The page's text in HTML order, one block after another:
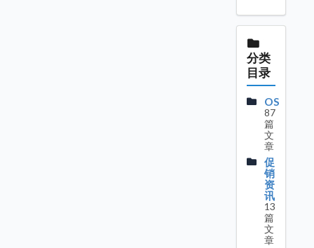
分类
目录
OS
87
篇
文
章
促
销
资
讯
13
篇
文
章